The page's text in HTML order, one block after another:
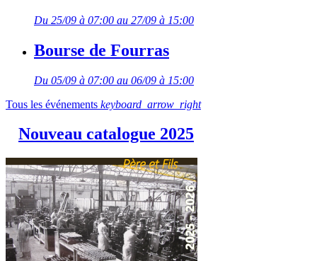
Du 25/09 à 07:00 au 27/09 à 15:00
Bourse de Fourras
Du 05/09 à 07:00 au 06/09 à 15:00
Tous les événements keyboard_arrow_right
Nouveau catalogue 2025